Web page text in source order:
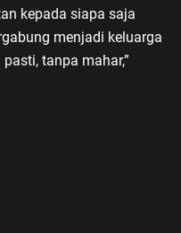
kepada siapa saja
menjadi keluarga
tanpa mahar,”